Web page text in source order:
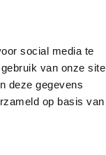
social media te
van onze site
deze gegevens
op basis van